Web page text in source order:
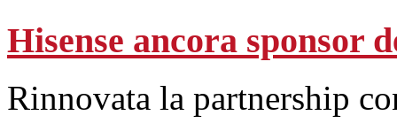
Hisense ancora sponsor
Rinnovata la partnership